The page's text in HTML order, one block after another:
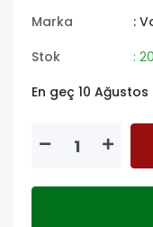
Marka
:
Stok
:
En geç 10